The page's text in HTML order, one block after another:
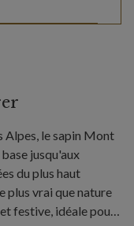
Alpes, le sapin Mont
jusqu'aux
du plus haut
plus vrai que nature
festive, idéale pour